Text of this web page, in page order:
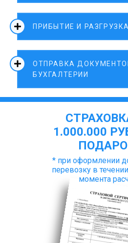
ПРИБЫТИЕ И РАЗГРУЗКА
ОТПРАВКА
БУХГАЛТЕРИИ
1.000.000
* при оформлении
перевозку в
момента